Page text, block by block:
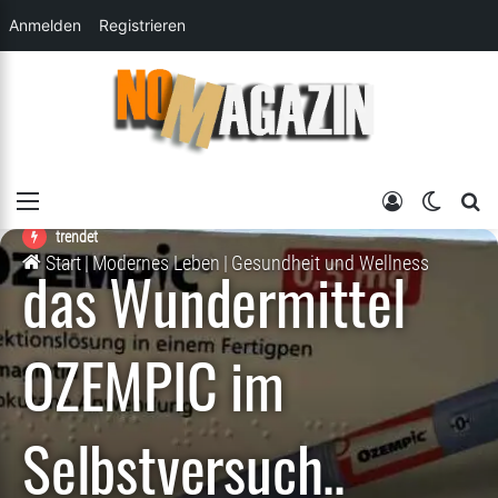
Anmelden Registrieren
Menü Skin
Anmelden
Start|Modernes Leben | Gesundheit und Wellness
trendet
das Wundermittel
OZEMPIC im
Selbstversuch..